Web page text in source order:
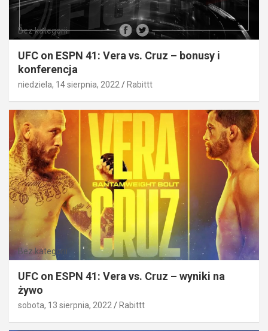
Bez kategorii
UFC on ESPN 41: Vera vs. Cruz – bonusy i
konferencja
niedziela, 14 sierpnia, 2022 Rabittt
Bez kategorii
UFC on ESPN 41: Vera vs. Cruz – wyniki na
żywo
sobota, 13 sierpnia, 2022 Rabittt